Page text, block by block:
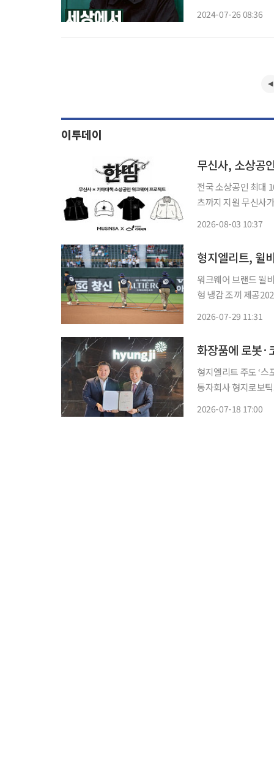
2024-07-26 08:36
이투데이
무신사, 소상공
전국 소상공인 최대
츠까지 지원 무신사가 소상공인을 위한 맞춤형 워크웨어 지원 프로그램 '한땀' 프로젝트 2기
2026-08-03 10:37
형지엘리트, 윌
워크웨어 브랜드 윌
형 냉감 조끼 제공2027년까지
2026-07-29 11:31
화장품에 로봇·
형지엘리트 주도 ‘
동자회사 형지로보
2026-07-18 17:00